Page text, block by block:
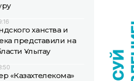
ханства и
представили на
Ұлытау
«Казахтелекома»